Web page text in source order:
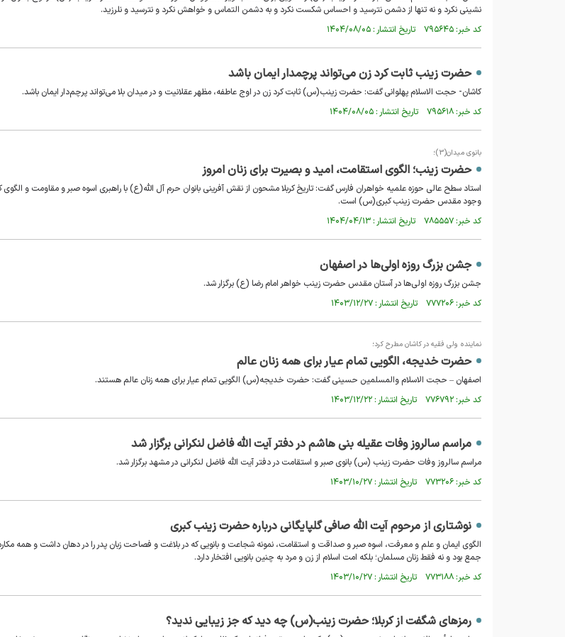
نشینی نکرد و نه تنها از دشمن نترسید و احساس شکست نکرد و به دشمن التماس و خواهش نکرد و نترسید و نلرزید.
کد خبر: ۷۹۵۶۴۵ تاریخ انتشار : ۱۴۰۴/۰۸/۰۵
حضرت زینب ثابت کرد زن می‌تواند پرچمدار ایمان باشد
کاشان- حجت الاسلام پهلوانی گفت: حضرت زینب(س) ثابت کرد زن در اوج عاطفه، مظهر عقلانیت و در میدان بلا می‌تواند پرچم‌دار ایمان باشد.
کد خبر: ۷۹۵۶۱۸ تاریخ انتشار : ۱۴۰۴/۰۸/۰۵
بانوی میدان(3)؛
حضرت زینب؛ الگوی استقامت، امید و بصیرت برای زنان امروز
استاد سطح عالی حوزه علمیه خواهران فارس گفت: تاریخ کربلا مشحون از نقش آفرینی بانوان حرم آل الله(ع) با راهبری اسوه صبر و مقاومت و
وجود مقدس حضرت زینب کبری(س) است.
کد خبر: ۷۸۵۵۵۷ تاریخ انتشار : ۱۴۰۴/۰۴/۱۳
جشن بزرگ روزه اولی‌ها در اصفهان
جشن بزرگ روزه اولی‌ها در آستان مقدس حضرت زینب خواهر امام رضا (ع) برگزار شد.
کد خبر: ۷۷۷۲۰۶ تاریخ انتشار : ۱۴۰۳/۱۲/۲۷
نماینده ولی فقیه در کاشان مطرح کرد؛
حضرت خدیجه، الگویی تمام عیار برای همه زنان عالم
اصفهان – حجت الاسلام والمسلمین حسینی گفت: حضرت خدیجه(س) الگویی تمام عیار برای همه زنان عالم هستند.
کد خبر: ۷۷۶۷۹۲ تاریخ انتشار : ۱۴۰۳/۱۲/۲۲
مراسم سالروز وفات عقیله بنی هاشم در دفتر آیت الله فاضل لنکرانی برگزار شد
مراسم سالروز وفات حضرت زینب (س) بانوی صبر و استقامت در دفتر آیت الله فاضل لنکرانی در مشهد برگزار شد.
کد خبر: ۷۷۳۲۰۶ تاریخ انتشار : ۱۴۰۳/۱۰/۲۷
نوشتاری از مرحوم آیت الله صافی گلپایگانی درباره حضرت زینب کبری
الگوی ایمان و علم و معرفت، اسوه صبر و صداقت و استقامت، نمونه شجاعت و بانویی که در بلاغت و فصاحت زبان پدر را در دهان داشت و همه
جمع بود و نه فقط زنان مسلمان؛ بلکه امت اسلام از زن و مرد به چنین بانویی افتخار دارد.
کد خبر: ۷۷۳۱۸۸ تاریخ انتشار : ۱۴۰۳/۱۰/۲۷
رمزهای شگفت از کربلا؛ حضرت زینب(س) چه دید که جز زیبایی ندید؟